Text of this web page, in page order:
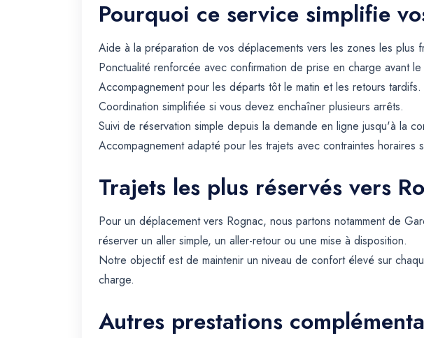
Pourquoi ce service simplifie
Aide à la préparation de vos déplacements vers les zones les plus
Ponctualité renforcée avec confirmation de prise en charge avant
Accompagnement pour les départs tôt le matin et les retours tardifs.
Coordination simplifiée si vous devez enchaîner plusieurs arrêts.
Suivi de réservation simple depuis la demande en ligne jusqu'à la
Accompagnement adapté pour les trajets avec contraintes horaires
Trajets les plus réservés vers
Pour un déplacement vers Rognac, nous partons notamment de
réserver un aller simple, un aller-retour ou une mise à disposition.
Notre objectif est de maintenir un niveau de confort élevé sur
charge.
Autres prestations